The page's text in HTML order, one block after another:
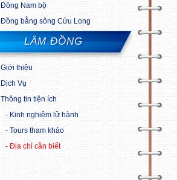
Đông Nam bộ
Đồng bằng sông Cửu Long
LÂM ĐỒNG
Giới thiệu
Dịch Vụ
Thông tin tiện ích
Kinh nghiệm lữ hành
Tours tham khảo
Địa chỉ cần biết